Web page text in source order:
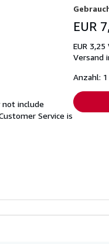
not include
Service is
EUR
EUR
Versand
Anzahl: